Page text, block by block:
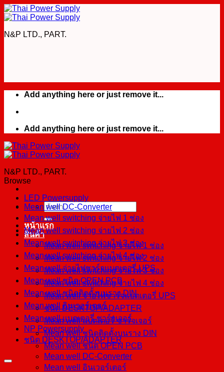
Skip
to
N&P LTD., PART.
Add anything here or just remove it...
Add anything here or just remove it...
N&P LTD., PART.
ค้นหา:
หน้าแรก
สินค้า
Mean well switching จ่ายไฟ 1 ช่อง
Mean well switching จ่ายไฟ 2 ช่อง
Mean well switching จ่ายไฟ 3 ช่อง
Mean well switching จ่ายไฟ 4 ช่อง
Mean well จ่ายไฟชาร์จแบตเตอรี่ UPS
ชนิด DESKTOP/ADAPTER
Mean well แบตเตอรี่ ชาร์จเจอร์
Mean well ชนิดติดตั้งบนราง DIN
Mean well ชนิด OPEN PCB
Mean well DC-Converter
Mean well อินเวอร์เตอร์
Browse
LED Powersupply
Mean well DC-Converter
Mean well switching จ่ายไฟ 1 ช่อง
Mean well switching จ่ายไฟ 2 ช่อง
Mean well switching จ่ายไฟ 3 ช่อง
Mean well switching จ่ายไฟ 4 ช่อง
Mean well จ่ายไฟชาร์จแบตเตอรี่ UPS
Mean well ชนิด OPEN PCB
Mean well ชนิดติดตั้งบนราง DIN
Mean well อินเวอร์เตอร์
Mean well แบตเตอรี่ ชาร์จเจอร์
NP Powersupply
ชนิด DESKTOP/ADAPTER